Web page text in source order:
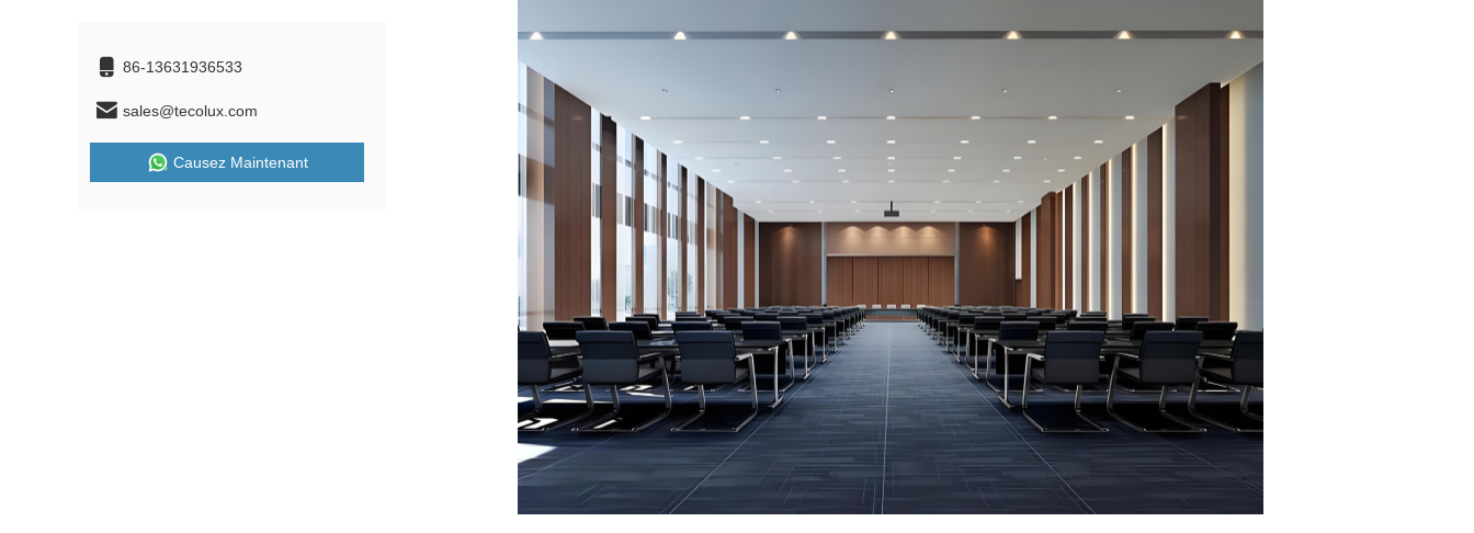
86-13631936533
sales@tecolux.com
Causez Maintenant